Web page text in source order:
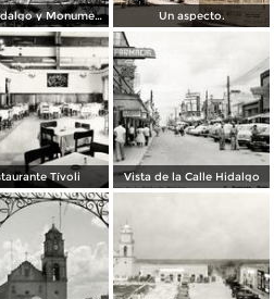
Plaza Hidalgo y Monumento a Benito Juarez. Un aspecto.
Tívoli Vista de la Calle Hidalgo